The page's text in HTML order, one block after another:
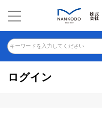
キーワードを入力してください
ログイン